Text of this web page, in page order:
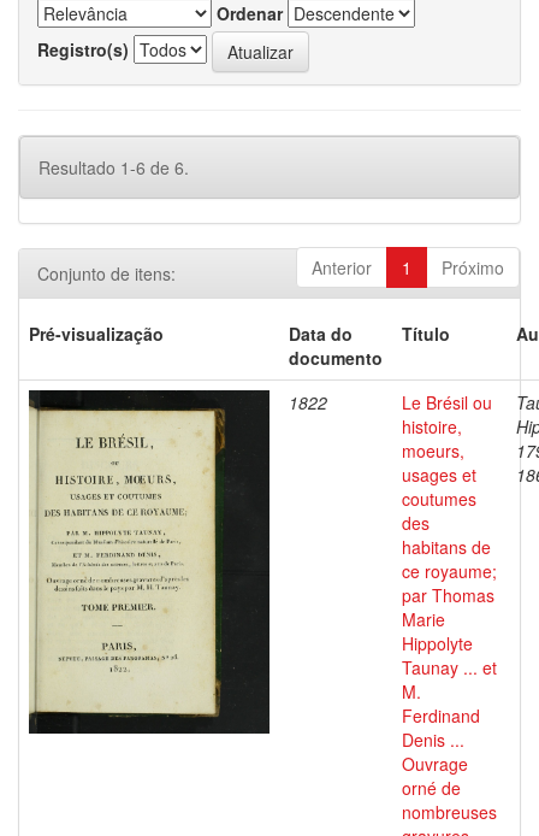
Ordenar
Registro(s)
Resultado 1-6 de 6.
Anterior 1 Próximo
Conjunto de itens:
Pré-visualização
Data do
documento
Título
1822
Le Brésil ou
histoire,
moeurs,
usages et
coutumes
des
habitans de
ce royaume;
par Thomas
Marie
Hippolyte
Taunay ... et
M.
Ferdinand
Denis ...
Ouvrage
orné de
nombreuses